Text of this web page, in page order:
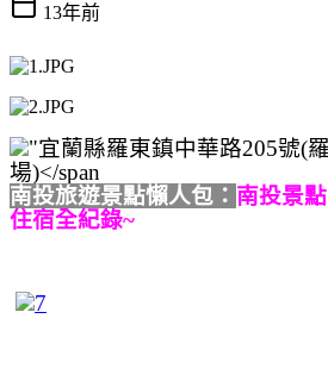
13年前
南投旅遊景點懶人包： 南投景
住宿全紀錄~